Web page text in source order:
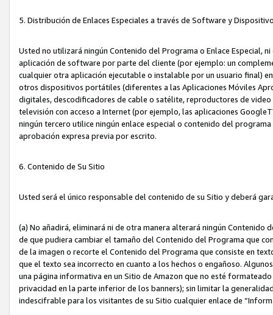
5. Distribución de Enlaces Especiales a través de Software y
Usted no utilizará ningún Contenido del Programa o Enlace Especial,
aplicación de software por parte del cliente (por ejemplo: un
cualquier otra aplicación ejecutable o instalable por un usuario final)
otros dispositivos portátiles (diferentes a las Aplicaciones Móviles
digitales, descodificadores de cable o satélite, reproductores de
televisión con acceso a Internet (por ejemplo, las aplicaciones
ningún tercero utilice ningún enlace especial o contenido del
aprobación expresa previa por escrito.
6. Contenido de Su Sitio
Usted será el único responsable del contenido de su Sitio y deberá
(a) No añadirá, eliminará ni de otra manera alterará ningún
de que pudiera cambiar el tamaño del Contenido del Programa que
de la imagen o recorte el Contenido del Programa que consiste en
que el texto sea incorrecto en cuanto a los hechos o engañoso.
una página informativa en un Sitio de Amazon que no esté
privacidad en la parte inferior de los banners); sin limitar la
indescifrable para los visitantes de su Sitio cualquier enlace de